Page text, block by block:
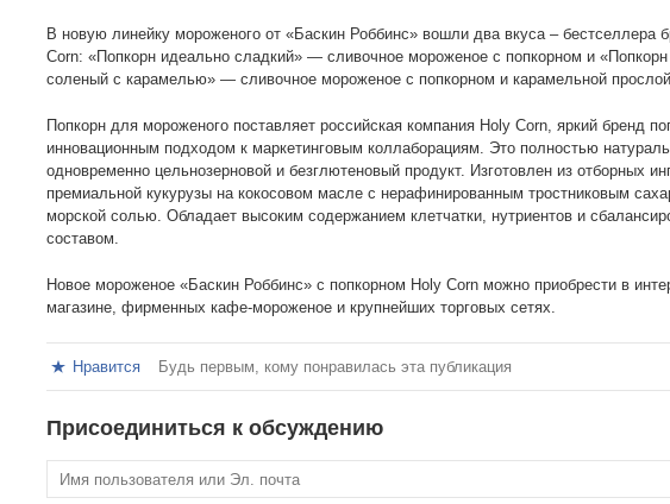
В новую линейку мороженого от «Баскин Роббинс» вошли два вкуса – бестселлера
Corn: «Попкорн идеально сладкий» — сливочное мороженое с попкорном и
соленый с карамелью» — сливочное мороженое с попкорном и карамельной
Попкорн для мороженого поставляет российская компания Holy Corn, яркий бренд
инновационным подходом к маркетинговым коллаборациям. Это полностью
одновременно цельнозерновой и безглютеновый продукт. Изготовлен из отборных
премиальной кукурузы на кокосовом масле с нерафинированным тростниковым
морской солью. Обладает высоким содержанием клетчатки, нутриентов и
составом.
Новое мороженое «Баскин Роббинс» с попкорном Holy Corn можно приобрести в
магазине, фирменных кафе-мороженое и крупнейших торговых сетях.
Нравится Будь первым, кому понравилась эта публикация
Присоединиться к обсуждению